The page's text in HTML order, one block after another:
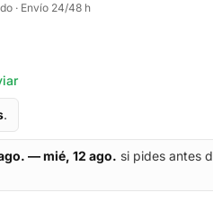
· Envío 24/48 h
.
— mié, 12 ago. si pides antes